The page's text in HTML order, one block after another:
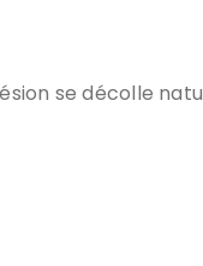
lésion se décolle